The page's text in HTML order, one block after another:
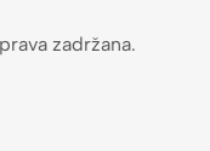
zadržana.